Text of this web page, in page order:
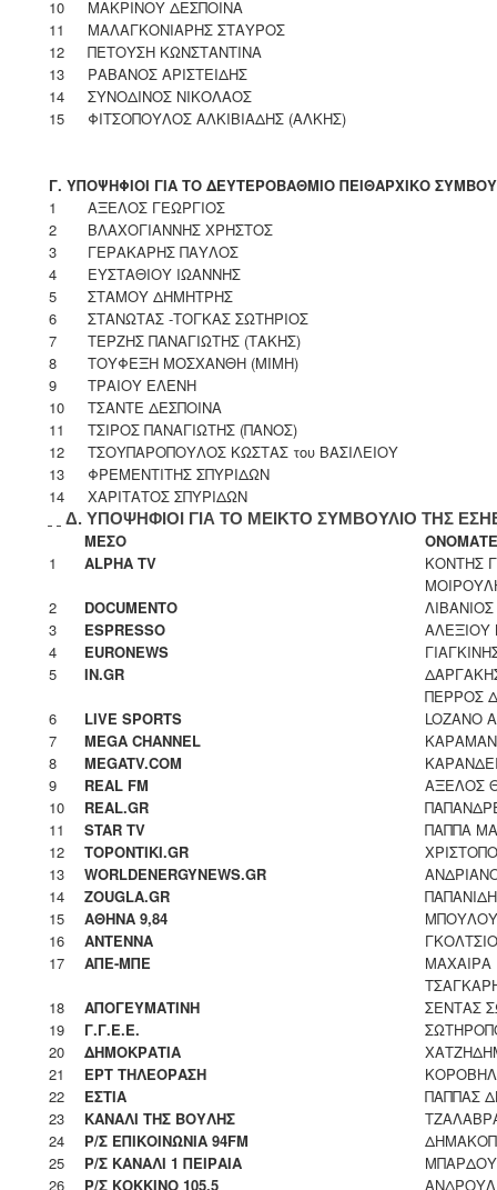
10
ΜΑΚΡΙΝΟΥ ΔΕΣΠΟΙΝΑ
11
ΜΑΛΑΓΚΟΝΙΑΡΗΣ ΣΤΑΥΡΟΣ
12
ΠΕΤΟΥΣΗ ΚΩΝΣΤΑΝΤΙΝΑ
13
ΡΑΒΑΝΟΣ ΑΡΙΣΤΕΙΔΗΣ
14
ΣΥΝΟΔΙΝΟΣ ΝΙΚΟΛΑΟΣ
15
ΦΙΤΣΟΠΟΥΛΟΣ ΑΛΚΙΒΙΑΔΗΣ (ΑΛΚΗΣ)
Γ. ΥΠΟΨΗΦΙΟΙ ΓΙΑ ΤΟ ΔΕΥΤΕΡΟΒΑΘΜΙΟ ΠΕΙΘΑΡΧΙΚΟ
1
ΑΞΕΛΟΣ ΓΕΩΡΓΙΟΣ
2
ΒΛΑΧΟΓΙΑΝΝΗΣ ΧΡΗΣΤΟΣ
3
ΓΕΡΑΚΑΡΗΣ ΠΑΥΛΟΣ
4
ΕΥΣΤΑΘΙΟΥ ΙΩΑΝΝΗΣ
5
ΣΤΑΜΟΥ ΔΗΜΗΤΡΗΣ
6
ΣΤΑΝΩΤΑΣ -ΤΟΓΚΑΣ ΣΩΤΗΡΙΟΣ
7
ΤΕΡΖΗΣ ΠΑΝΑΓΙΩΤΗΣ (ΤΑΚΗΣ)
8
ΤΟΥΦΕΞΗ ΜΟΣΧΑΝΘΗ (ΜΙΜΗ)
9
ΤΡΑΙΟΥ ΕΛΕΝΗ
10
ΤΣΑΝΤΕ ΔΕΣΠΟΙΝΑ
11
ΤΣΙΡΟΣ ΠΑΝΑΓΙΩΤΗΣ (ΠΑΝΟΣ)
12
ΤΣΟΥΠΑΡΟΠΟΥΛΟΣ ΚΩΣΤΑΣ του ΒΑΣΙΛΕΙΟΥ
13
ΦΡΕΜΕΝΤΙΤΗΣ ΣΠΥΡΙΔΩΝ
14
ΧΑΡΙΤΑΤΟΣ ΣΠΥΡΙΔΩΝ
Δ. ΥΠΟΨΗΦΙΟΙ ΓΙΑ ΤΟ ΜΕΙΚΤΟ ΣΥΜΒΟΥΛΙΟ ΤΗΣ
ΜΕΣΟ
1
ALPHA TV
ΚΟΝΤΗΣ
2
DOCUMENTO
3
ESPRESSO
ΑΛΕΞΙΟΥ
4
EURONEWS
5
IN.GR
ΠΕΡΡΟΣ
6
LIVE SPORTS
LOZANO
7
MEGA CHANNEL
8
MEGATV.COM
9
REAL FM
ΑΞΕΛΟΣ
10
REAL.GR
11
STAR TV
ΠΑΠΠΑ
12
TOPONTIKI.GR
13
WORLDENERGYNEWS.GR
14
ZOUGLA.GR
15
ΑΘΗΝΑ 9,84
16
ΑΝΤΕΝΝΑ
17
ΑΠΕ-ΜΠΕ
18
ΑΠΟΓΕΥΜΑΤΙΝΗ
ΣΕΝΤΑΣ
19
Γ.Γ.Ε.Ε.
20
ΔΗΜΟΚΡΑΤΙΑ
21
ΕΡΤ ΤΗΛΕΟΡΑΣΗ
22
ΕΣΤΙΑ
ΠΑΠΠΑΣ
23
ΚΑΝΑΛΙ ΤΗΣ ΒΟΥΛΗΣ
24
Ρ/Σ ΕΠΙΚΟΙΝΩΝΙΑ 94FM
25
Ρ/Σ ΚΑΝΑΛΙ 1 ΠΕΙΡΑΙΑ
26
Ρ/Σ ΚΟΚΚΙΝΟ 105,5